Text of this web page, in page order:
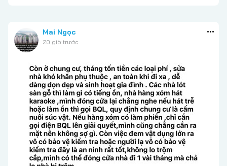
Mai Ngọc
20 giờ trước